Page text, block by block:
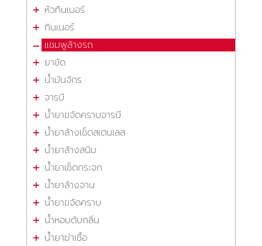
หัวทินเนอร์
ทินเนอร์
แชมพูล้างรถ
ยาขัด
น้ำมันจักร
จารบี
น้ำยาขจัดคราบจารบี
น้ำยาล้างเช็ดสเตนเลส
น้ำยาล้างสนิม
น้ำยาเช็ดกระจก
น้ำยาล้างจาน
น้ำยาขจัดคราบ
น้ำหอมดับกลิ่น
น้ำยาฆ่าเชื้อ